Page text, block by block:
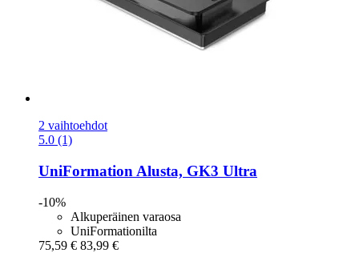
2 vaihtoehdot
5.0 (1)
UniFormation Alusta, GK3 Ultra
-10%
Alkuperäinen varaosa
UniFormationilta
75,59 € 83,99 €